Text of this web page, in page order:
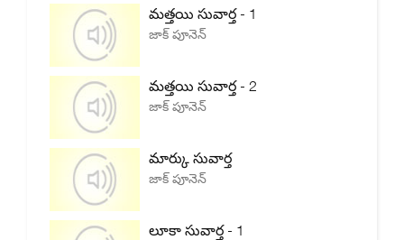
మత్తయి సువార్త - 1
జాక్ పూనెన్
మత్తయి సువార్త - 2
జాక్ పూనెన్
మార్కు సువార్త
జాక్ పూనెన్
లూకా సువార్త - 1